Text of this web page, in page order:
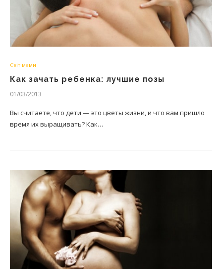
Світ мами
Как зачать ребенка: лучшие позы
01/03/2013
Вы считаете, что дети — это цветы жизни, и что вам пришло
время их выращивать? Как…